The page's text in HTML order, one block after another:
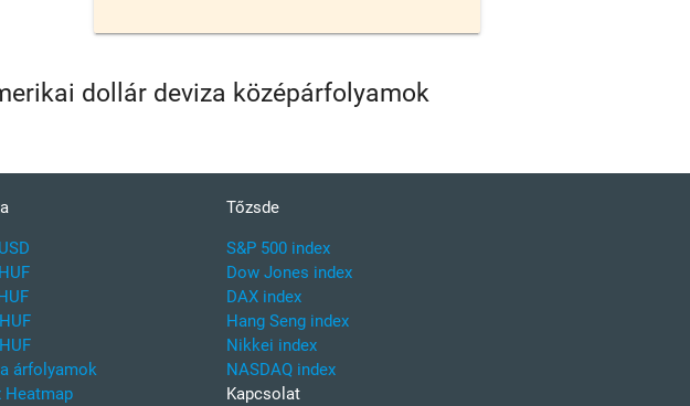
dollár deviza középárfolyamok
árfolyamok
Heatmap
Tőzsde
S&P 500 index
Dow Jones index
DAX index
Hang Seng index
Nikkei index
NASDAQ index
Kapcsolat